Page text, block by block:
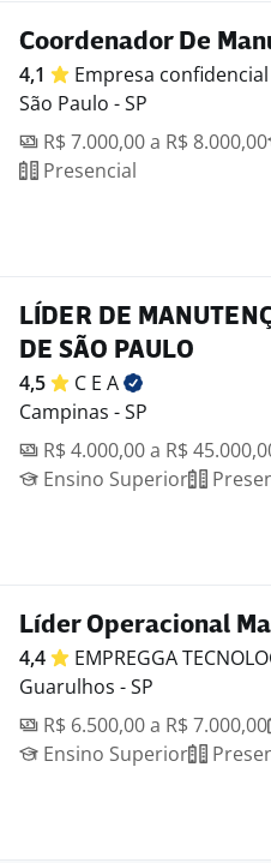
Coordenador De
4,1 Empresa confidencial
São Paulo - SP
R$ 7.000,00 a R$ 8.000,00
Presencial
LÍDER DE
DE SÃO PAULO
4,5 C E A
Campinas - SP
R$ 4.000,00 a R$
Ensino Superior
Líder Operacional
4,4 EMPREGGA
Guarulhos - SP
R$ 6.500,00 a R$ 7.000,00
Ensino Superior